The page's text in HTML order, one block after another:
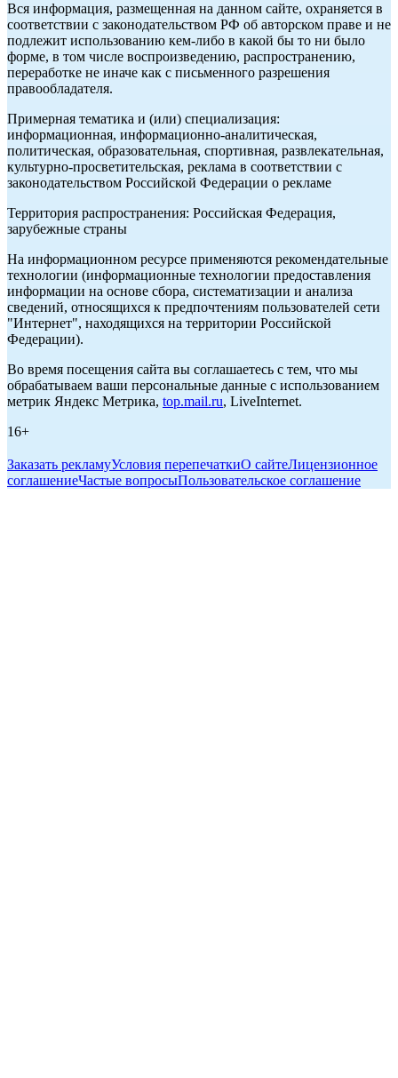
Вся информация, размещенная на данном сайте, охраняется в
соответствии с законодательством РФ об авторском праве и не
подлежит использованию кем-либо в какой бы то ни было
форме, в том числе воспроизведению, распространению,
переработке не иначе как с письменного разрешения
правообладателя.
Примерная тематика и (или) специализация:
информационная, информационно-аналитическая,
политическая, образовательная, спортивная, развлекательная,
культурно-просветительская, реклама в соответствии с
законодательством Российской Федерации о рекламе
Территория распространения: Российская Федерация,
зарубежные страны
На информационном ресурсе применяются рекомендательные
технологии (информационные технологии предоставления
информации на основе сбора, систематизации и анализа
сведений, относящихся к предпочтениям пользователей сети
"Интернет", находящихся на территории Российской
Федерации).
Во время посещения сайта вы соглашаетесь с тем, что мы
обрабатываем ваши персональные данные с использованием
метрик Яндекс Метрика, top.mail.ru, LiveInternet.
16+
Заказать рекламуУсловия перепечаткиО сайтеЛицензионное
соглашениеЧастые вопросыПользовательское соглашение